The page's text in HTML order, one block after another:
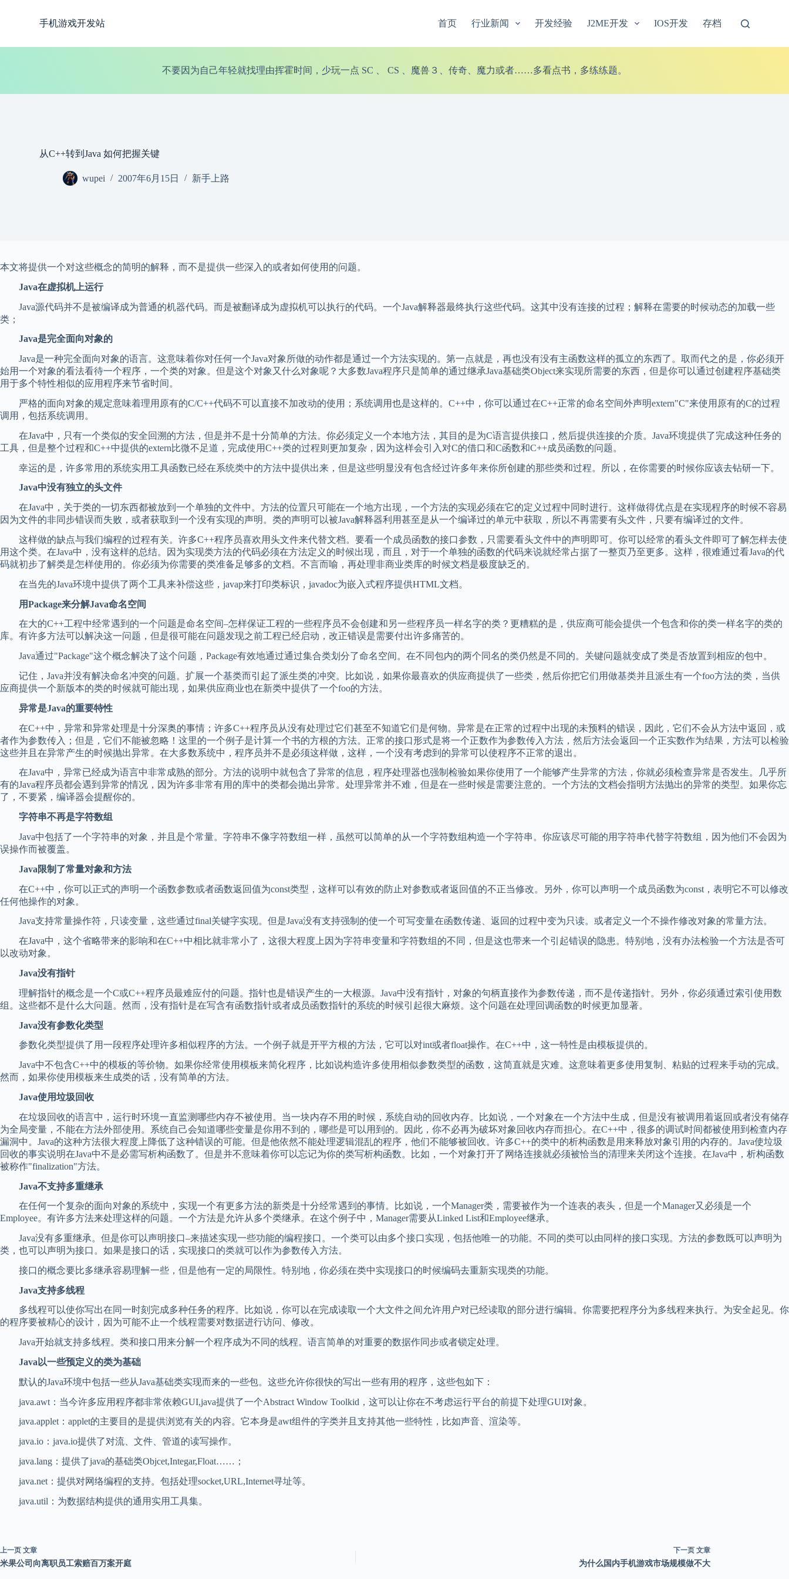
容
手机游戏开发站 首页 行业新闻 开发经验 J2ME开发 IOS开发 存档
不要因为自己年轻就找理由挥霍时间，少玩一点 SC 、 CS 、魔兽３、传奇、魔力或者……多看点书，多练练题。
从C++转到Java 如何把握关键
wupei 2007年6月15日 新手上路
本文将提供一个对这些概念的简明的解释，而不是提供一些深入的或者如何使用的问题。
Java在虚拟机上运行
Java源代码并不是被编译成为普通的机器代码。而是被翻译成为虚拟机可以执行的代码。一个Java解释器最终执行这些代码。这其中没有连接的过程；解释在需要的时候动态的加载一些
类；
Java是完全面向对象的
Java是一种完全面向对象的语言。这意味着你对任何一个Java对象所做的动作都是通过一个方法实现的。第一点就是，再也没有没有主函数这样的孤立的东西了。取而代之的是，你必须开
始用一个对象的看法看待一个程序，一个类的对象。但是这个对象又什么对象呢？大多数Java程序只是简单的通过继承Java基础类Object来实现所需要的东西，但是你可以通过创建程序基础类
用于多个特性相似的应用程序来节省时间。
严格的面向对象的规定意味着理用原有的C/C++代码不可以直接不加改动的使用；系统调用也是这样的。C++中，你可以通过在C++正常的命名空间外声明extern"C"来使用原有的C的过程
调用，包括系统调用。
在Java中，只有一个类似的安全回溯的方法，但是并不是十分简单的方法。你必须定义一个本地方法，其目的是为C语言提供接口，然后提供连接的介质。Java环境提供了完成这种任务的
工具，但是整个过程和C++中提供的extern比微不足道，完成使用C++类的过程则更加复杂，因为这样会引入对C的借口和C函数和C++成员函数的问题。
幸运的是，许多常用的系统实用工具函数已经在系统类中的方法中提供出来，但是这些明显没有包含经过许多年来你所创建的那些类和过程。所以，在你需要的时候你应该去钻研一下。
Java中没有独立的头文件
在Java中，关于类的一切东西都被放到一个单独的文件中。方法的位置只可能在一个地方出现，一个方法的实现必须在它的定义过程中同时进行。这样做得优点是在实现程序的时候不容易
因为文件的非同步错误而失败，或者获取到一个没有实现的声明。类的声明可以被Java解释器利用甚至是从一个编译过的单元中获取，所以不再需要有头文件，只要有编译过的文件。
这样做的缺点与我们编程的过程有关。许多C++程序员喜欢用头文件来代替文档。要看一个成员函数的接口参数，只需要看头文件中的声明即可。你可以经常的看头文件即可了解怎样去使
用这个类。在Java中，没有这样的总结。因为实现类方法的代码必须在方法定义的时候出现，而且，对于一个单独的函数的代码来说就经常占据了一整页乃至更多。这样，很难通过看Java的代
码就初步了解类是怎样使用的。你必须为你需要的类准备足够多的文档。不言而喻，再处理非商业类库的时候文档是极度缺乏的。
在当先的Java环境中提供了两个工具来补偿这些，javap来打印类标识，javadoc为嵌入式程序提供HTML文档。
用Package来分解Java命名空间
在大的C++工程中经常遇到的一个问题是命名空间–怎样保证工程的一些程序员不会创建和另一些程序员一样名字的类？更糟糕的是，供应商可能会提供一个包含和你的类一样名字的类的
库。有许多方法可以解决这一问题，但是很可能在问题发现之前工程已经启动，改正错误是需要付出许多痛苦的。
Java通过"Package"这个概念解决了这个问题，Package有效地通过通过集合类划分了命名空间。在不同包内的两个同名的类仍然是不同的。关键问题就变成了类是否放置到相应的包中。
记住，Java并没有解决命名冲突的问题。扩展一个基类而引起了派生类的冲突。比如说，如果你最喜欢的供应商提供了一些类，然后你把它们用做基类并且派生有一个foo方法的类，当供
应商提供一个新版本的类的时候就可能出现，如果供应商业也在新类中提供了一个foo的方法。
异常是Java的重要特性
在C++中，异常和异常处理是十分深奥的事情；许多C++程序员从没有处理过它们甚至不知道它们是何物。异常是在正常的过程中出现的未预料的错误，因此，它们不会从方法中返回，或
者作为参数传入；但是，它们不能被忽略！这里的一个例子是计算一个书的方根的方法。正常的接口形式是将一个正数作为参数传入方法，然后方法会返回一个正实数作为结果，方法可以检验
这些并且在异常产生的时候抛出异常。在大多数系统中，程序员并不是必须这样做，这样，一个没有考虑到的异常可以使程序不正常的退出。
在Java中，异常已经成为语言中非常成熟的部分。方法的说明中就包含了异常的信息，程序处理器也强制检验如果你使用了一个能够产生异常的方法，你就必须检查异常是否发生。几乎所
有的Java程序员都会遇到异常的情况，因为许多非常有用的库中的类都会抛出异常。处理异常并不难，但是在一些时候是需要注意的。一个方法的文档会指明方法抛出的异常的类型。如果你忘
了，不要紧，编译器会提醒你的。
字符串不再是字符数组
Java中包括了一个字符串的对象，并且是个常量。字符串不像字符数组一样，虽然可以简单的从一个字符数组构造一个字符串。你应该尽可能的用字符串代替字符数组，因为他们不会因为
误操作而被覆盖。
Java限制了常量对象和方法
在C++中，你可以正式的声明一个函数参数或者函数返回值为const类型，这样可以有效的防止对参数或者返回值的不正当修改。另外，你可以声明一个成员函数为const，表明它不可以修改
任何他操作的对象。
Java支持常量操作符，只读变量，这些通过final关键字实现。但是Java没有支持强制的使一个可写变量在函数传递、返回的过程中变为只读。或者定义一个不操作修改对象的常量方法。
在Java中，这个省略带来的影响和在C++中相比就非常小了，这很大程度上因为字符串变量和字符数组的不同，但是这也带来一个引起错误的隐患。特别地，没有办法检验一个方法是否可
以改动对象。
Java没有指针
理解指针的概念是一个C或C++程序员最难应付的问题。指针也是错误产生的一大根源。Java中没有指针，对象的句柄直接作为参数传递，而不是传递指针。另外，你必须通过索引使用数
组。这些都不是什么大问题。然而，没有指针是在写含有函数指针或者成员函数指针的系统的时候引起很大麻烦。这个问题在处理回调函数的时候更加显著。
Java没有参数化类型
参数化类型提供了用一段程序处理许多相似程序的方法。一个例子就是开平方根的方法，它可以对int或者float操作。在C++中，这一特性是由模板提供的。
Java中不包含C++中的模板的等价物。如果你经常使用模板来简化程序，比如说构造许多使用相似参数类型的函数，这简直就是灾难。这意味着更多使用复制、粘贴的过程来手动的完成。
然而，如果你使用模板来生成类的话，没有简单的方法。
Java使用垃圾回收
在垃圾回收的语言中，运行时环境一直监测哪些内存不被使用。当一块内存不用的时候，系统自动的回收内存。比如说，一个对象在一个方法中生成，但是没有被调用着返回或者没有储存
为全局变量，不能在方法外部使用。系统自己会知道哪些变量是你用不到的，哪些是可以用到的。因此，你不必再为破坏对象回收内存而担心。在C++中，很多的调试时间都被使用到检查内存
漏洞中。Java的这种方法很大程度上降低了这种错误的可能。但是他依然不能处理逻辑混乱的程序，他们不能够被回收。许多C++的类中的析构函数是用来释放对象引用的内存的。Java使垃圾
回收的事实说明在Java中不是必需写析构函数了。但是并不意味着你可以忘记为你的类写析构函数。比如，一个对象打开了网络连接就必须被恰当的清理来关闭这个连接。在Java中，析构函数
被称作"finalization"方法。
Java不支持多重继承
在任何一个复杂的面向对象的系统中，实现一个有更多方法的新类是十分经常遇到的事情。比如说，一个Manager类，需要被作为一个连表的表头，但是一个Manager又必须是一个
Employee。有许多方法来处理这样的问题。一个方法是允许从多个类继承。在这个例子中，Manager需要从Linked List和Employee继承。
Java没有多重继承。但是你可以声明接口–来描述实现一些功能的编程接口。一个类可以由多个接口实现，包括他唯一的功能。不同的类可以由同样的接口实现。方法的参数既可以声明为
类，也可以声明为接口。如果是接口的话，实现接口的类就可以作为参数传入方法。
接口的概念要比多继承容易理解一些，但是他有一定的局限性。特别地，你必须在类中实现接口的时候编码去重新实现类的功能。
Java支持多线程
多线程可以使你写出在同一时刻完成多种任务的程序。比如说，你可以在完成读取一个大文件之间允许用户对已经读取的部分进行编辑。你需要把程序分为多线程来执行。为安全起见。你
的程序要被精心的设计，因为可能不止一个线程需要对数据进行访问、修改。
Java开始就支持多线程。类和接口用来分解一个程序成为不同的线程。语言简单的对重要的数据作同步或者锁定处理。
Java以一些预定义的类为基础
默认的Java环境中包括一些从Java基础类实现而来的一些包。这些允许你很快的写出一些有用的程序，这些包如下：
java.awt：当今许多应用程序都非常依赖GUI,java提供了一个Abstract Window Toolkid，这可以让你在不考虑运行平台的前提下处理GUI对象。
java.applet：applet的主要目的是提供浏览有关的内容。它本身是awt组件的字类并且支持其他一些特性，比如声音、渲染等。
java.io：java.io提供了对流、文件、管道的读写操作。
java.lang：提供了java的基础类Objcet,Integar,Float……；
java.net：提供对网络编程的支持。包括处理socket,URL,Internet寻址等。
java.util：为数据结构提供的通用实用工具集。
上一页 文章
米果公司向离职员工索赔百万案开庭
下一页 文章
为什么国内手机游戏市场规模做不大